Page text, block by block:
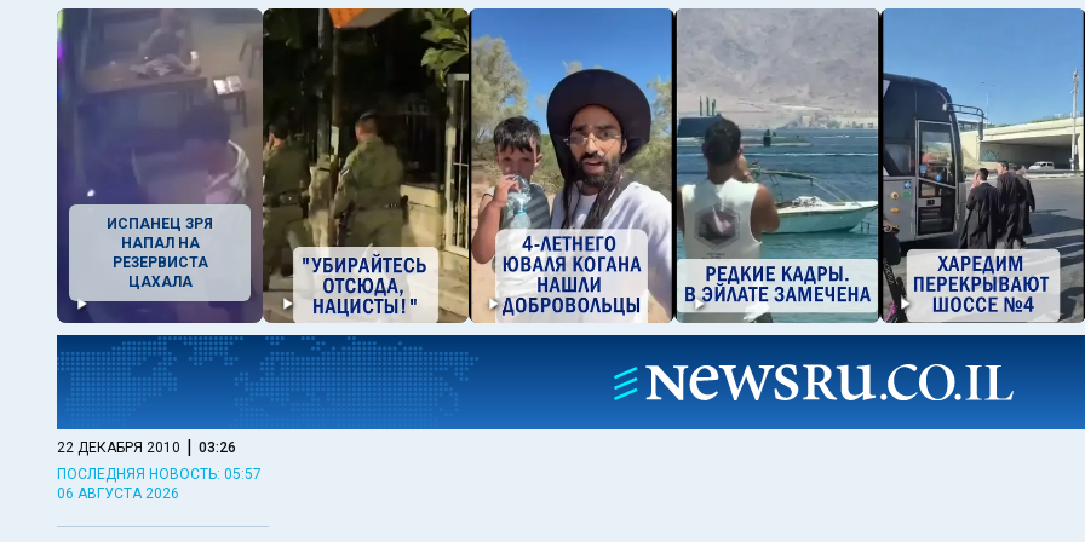
ИСПАНЕЦ ЗРЯ
НАПАЛ НА
РЕЗЕРВИСТА
ЦАХАЛА
22 ДЕКАБРЯ 2010 | 03:26
ПОСЛЕДНЯЯ НОВОСТЬ: 05:57
06 АВГУСТА 2026